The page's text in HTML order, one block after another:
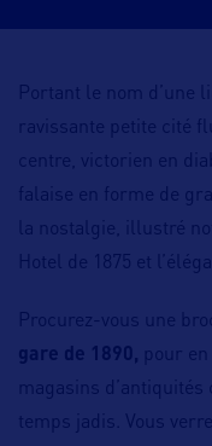
Portant le nom d’une
ravissante petite cité
centre, victorien en
falaise en forme de
la nostalgie, illustré
Hotel de 1875 et
Procurez-vous une
gare de 1890, pour
magasins
temps jadis. Vous